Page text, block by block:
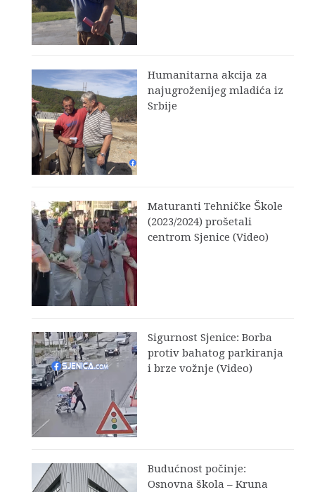
Humanitarna akcija za
najugroženijeg mladića iz
Srbije
Maturanti Tehničke Škole
(2023/2024) prošetali
centrom Sjenice (Video)
Sigurnost Sjenice: Borba
protiv bahatog parkiranja
i brze vožnje (Video)
Budućnost počinje:
Osnovna škola – Kruna